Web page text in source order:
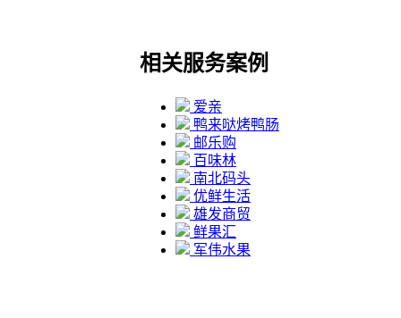
相关服务案例
爱亲
鸭来哒烤鸭肠
邮乐购
百味林
南北码头
优鲜生活
雄发商贸
鲜果汇
军伟水果